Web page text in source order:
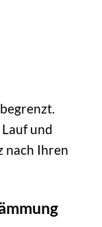
und
nach Ihren